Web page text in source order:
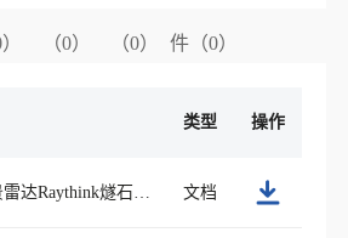
（0） （0） 件（0）
类型 操作
燧石技术-2P折页.pdf 文档